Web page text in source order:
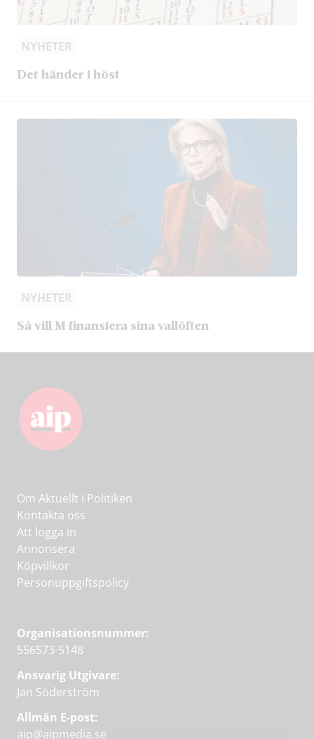
NYHETER
Det händer i höst
NYHETER
Så vill M finansiera sina vallöften
Om Aktuellt i Politiken
Kontakta oss
Att logga in
Annonsera
Köpvillkor
Personuppgiftspolicy
Organisationsnummer:
556573-5148
Ansvarig Utgivare:
Jan Söderström
Allmän E-post:
aip@aipmedia.se